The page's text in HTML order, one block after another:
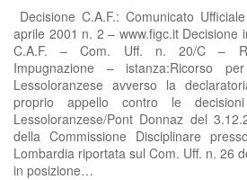
Decisione C.A.F.: Comunicato
aprile 2001 n. 2 – www.figc.it Decisione
C.A.F. – Com. Uff. n. 20/C –
Impugnazione – istanza:Ricorso
Lessoloranzese avverso la
proprio appello contro le
Lessoloranzese/Pont Donnaz del
della Commissione Disciplinare
Lombardia riportata sul Com. Uff. n. 26
in posizione…